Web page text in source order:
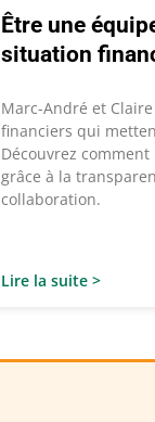
Être une
situation
Marc-André et
financiers qui
Découvrez
grâce à la
collaboration.
Lire la suite >